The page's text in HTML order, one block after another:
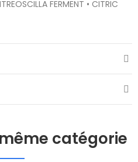
FERMENT • CITRIC
catégorie